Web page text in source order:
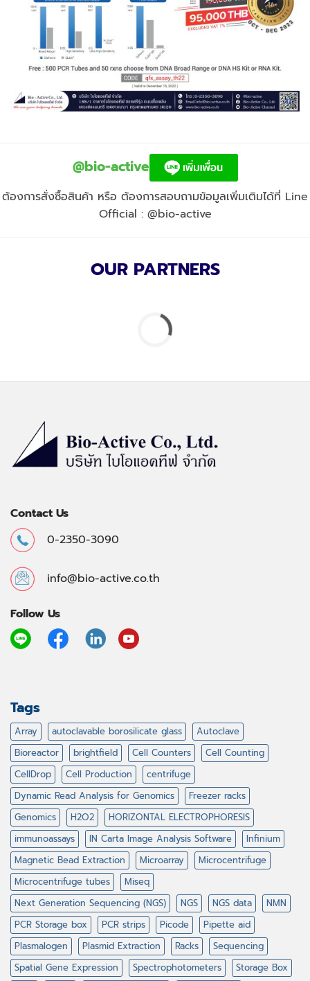
@bio-active
ต้องการสั่งซื้อสินค้า หรือ ต้องการสอบถามข้อมูลเพิ่มเติมได้ที่ Line
Official : @bio-active
OUR PARTNERS
Contact Us
0-2350-3090
info@bio-active.co.th
Follow Us
Tags
Array autoclavable borosilicate glass
Autoclave
Bioreactor
brightfield Cell Counters
Cell Counting
CellDrop
Cell Production
centrifuge
Dynamic Read Analysis for Genomics
Freezer racks
Genomics
H2O2
HORIZONTAL ELECTROPHORESIS
immunoassays
IN Carta Image Analysis Software
Infinium
Magnetic Bead Extraction
Microarray
Microcentrifuge
Microcentrifuge tubes
Miseq
Next Generation Sequencing (NGS)
NGS NGS data
NMN
PCR Storage box
PCR strips Picode
Pipette aid
Plasmalogen
Plasmid Extraction Racks
Sequencing
Spatial Gene Expression
Spectrophotometers Storage Box